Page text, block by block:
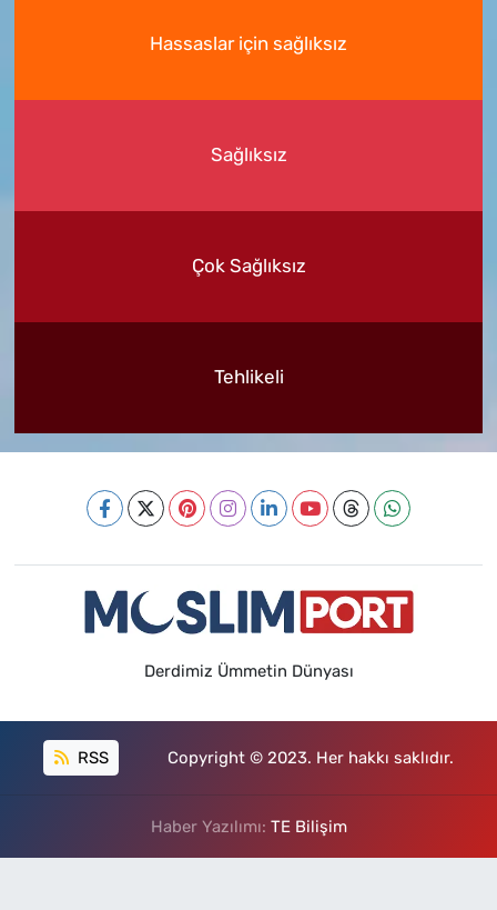
Hassaslar için sağlıksız
Sağlıksız
Çok Sağlıksız
Tehlikeli
Derdimiz Ümmetin Dünyası
RSS Copyright © 2023. Her hakkı saklıdır.
Haber Yazılımı: TE Bilişim